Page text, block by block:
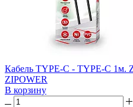
Кабель TYPE-C - TYPE-C 1м.
ZIPOWER
В корзину